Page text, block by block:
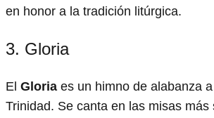
en honor a la tradición litúrgica.
3. Gloria
El Gloria es un himno de alabanza
Trinidad. Se canta en las misas más